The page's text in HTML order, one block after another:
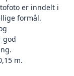
er inndelt i
formål.
god
m.